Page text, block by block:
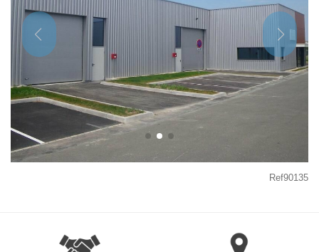
Ref90135